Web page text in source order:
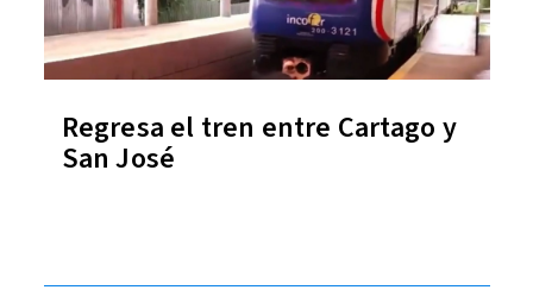
Regresa el tren entre Cartago y
San José